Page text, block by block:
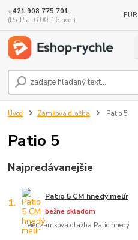
EUR
+421 908 775 701
(Po-Pia, 6:00-16 hod.)
Úvod Zámková dlažba Patio 5
Patio 5
Najpredávanejšie
1. Patio 5 CM hnedý melír
Leier zámková dlažba Patio hnedý
bežne skladom